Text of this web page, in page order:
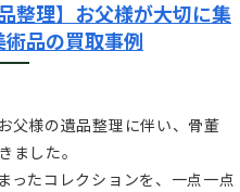
整理】お父様が大切に集
品の買取事例
父様の遺品整理に伴い、骨董
ました。
ったコレクションを、一点一点